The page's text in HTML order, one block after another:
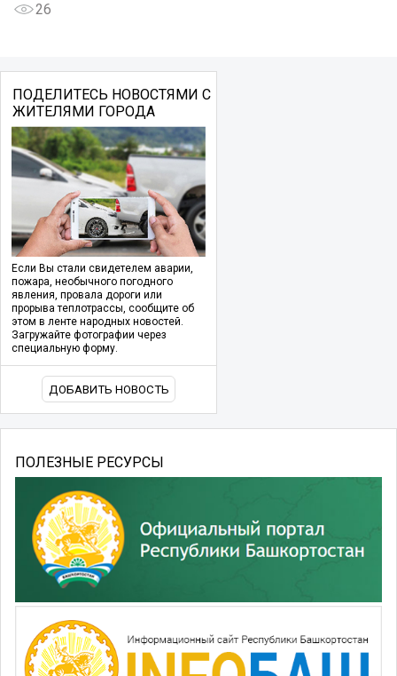
26
ПОДЕЛИТЕСЬ НОВОСТЯМИ С
ЖИТЕЛЯМИ ГОРОДА
Если Вы стали свидетелем аварии,
пожара, необычного погодного
явления, провала дороги или
прорыва теплотрассы, сообщите об
этом в ленте народных новостей.
Загружайте фотографии через
специальную форму.
ДОБАВИТЬ НОВОСТЬ
ПОЛЕЗНЫЕ РЕСУРСЫ